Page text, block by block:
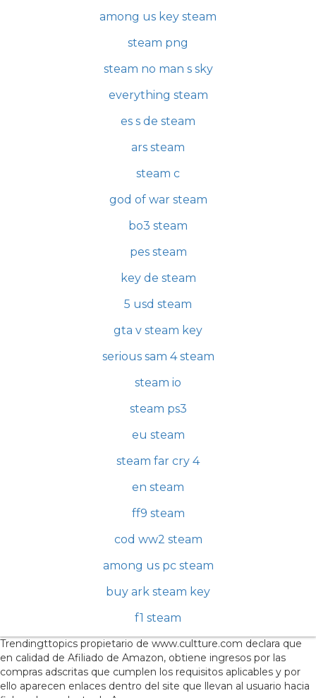
among us key steam
steam png
steam no man s sky
everything steam
es s de steam
ars steam
steam c
god of war steam
bo3 steam
pes steam
key de steam
5 usd steam
gta v steam key
serious sam 4 steam
steam io
steam ps3
eu steam
steam far cry 4
en steam
ff9 steam
cod ww2 steam
among us pc steam
buy ark steam key
f1 steam
Trendingttopics propietario de www.cultture.com declara que
en calidad de Afiliado de Amazon, obtiene ingresos por las
compras adscritas que cumplen los requisitos aplicables y por
ello aparecen enlaces dentro del site que llevan al usuario hacia